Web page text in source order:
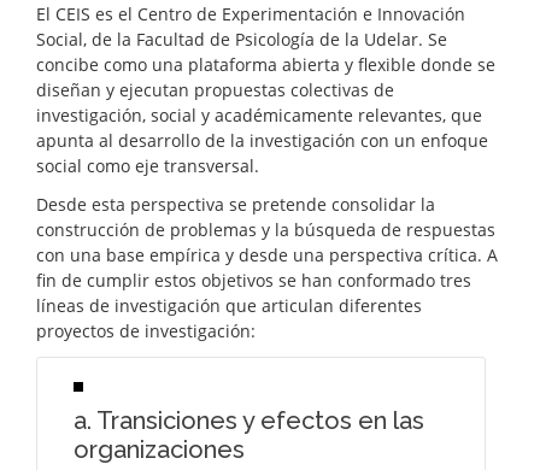
El CEIS es el Centro de Experimentación e Innovación
Social, de la Facultad de Psicología de la Udelar. Se
concibe como una plataforma abierta y flexible donde se
diseñan y ejecutan propuestas colectivas de
investigación, social y académicamente relevantes, que
apunta al desarrollo de la investigación con un enfoque
social como eje transversal.
Desde esta perspectiva se pretende consolidar la
construcción de problemas y la búsqueda de respuestas
con una base empírica y desde una perspectiva crítica. A
fin de cumplir estos objetivos se han conformado tres
líneas de investigación que articulan diferentes
proyectos de investigación:
a. Transiciones y efectos en las
organizaciones